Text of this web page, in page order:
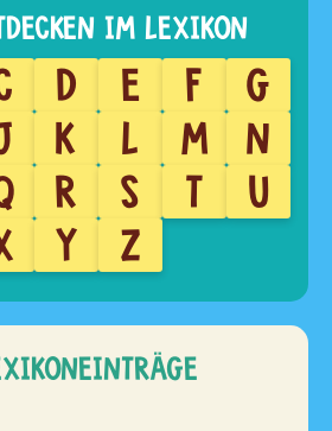
D E F
G
K L M
N
R S T
U
Y Z